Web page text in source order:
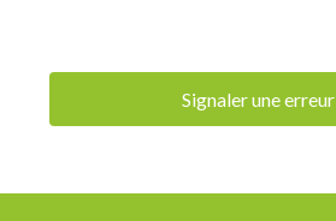
Signaler une erreur